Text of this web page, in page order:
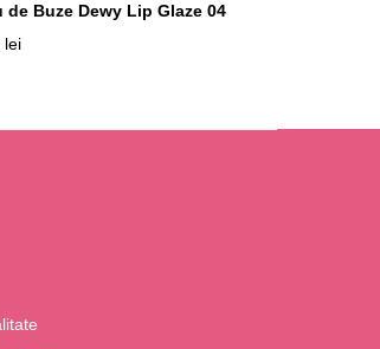
de Buze Dewy Lip Glaze 04
lei